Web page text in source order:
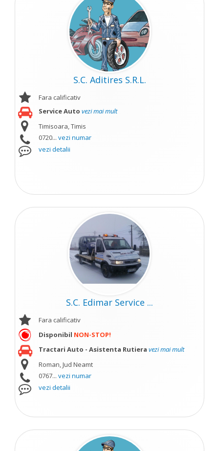
S.C. Aditires S.R.L.
Fara calificativ
Service Auto vezi mai mult
Timisoara, Timis
0720... vezi numar
vezi detalii
S.C. Edimar Service ...
Fara calificativ
Disponibil NON-STOP!
Tractari Auto - Asistenta Rutiera vezi mai mult
Roman, Jud Neamt
0767... vezi numar
vezi detalii